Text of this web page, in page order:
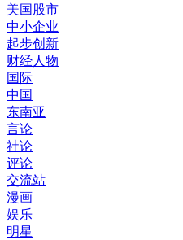
美国股市
中小企业
起步创新
财经人物
国际
中国
东南亚
言论
社论
评论
交流站
漫画
娱乐
明星